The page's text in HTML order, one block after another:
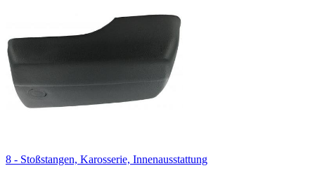
8 - Stoßstangen, Karosserie, Innenausstattung